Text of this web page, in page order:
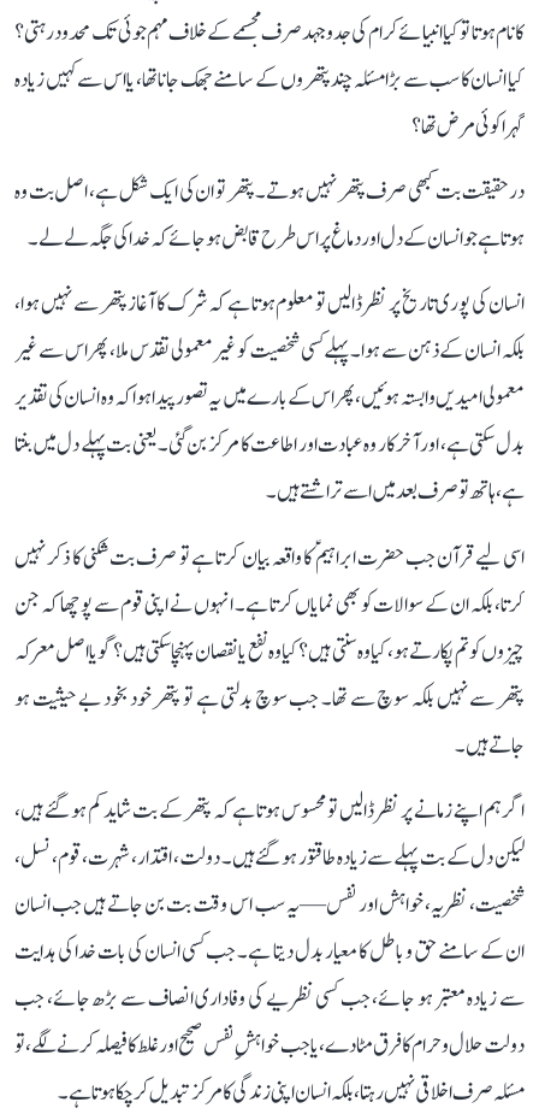
کا نام ہوتا تو کیا انبیائے کرام کی جدوجہد صرف مجسمے کے خلاف مہم جوئی تک محدود رہتی؟
کیا انسان کا سب سے بڑا مسئلہ چند پتھروں کے سامنے جھک جانا تھا، یا اس سے کہیں زیادہ
گہرا کوئی مرض تھا؟
درحقیقت بت کبھی صرف پتھر نہیں ہوتے۔ پتھر تو ان کی ایک شکل ہے، اصل بت وہ
ہوتا ہے جو انسان کے دل اور دماغ پر اس طرح قابض ہو جائے کہ خدا کی جگہ لے لے۔
انسان کی پوری تاریخ پر نظر ڈالیں تو معلوم ہوتا ہے کہ شرک کا آغاز پتھر سے نہیں ہوا،
بلکہ انسان کے ذہن سے ہوا۔ پہلے کسی شخصیت کو غیر معمولی تقدس ملا، پھر اس سے غیر
معمولی امیدیں وابستہ ہوئیں، پھر اس کے بارے میں یہ تصور پیدا ہوا کہ وہ انسان کی تقدیر
بدل سکتی ہے، اور آخرکار وہ عبادت اور اطاعت کا مرکز بن گئی۔ یعنی بت پہلے دل میں بنتا
ہے، ہاتھ تو صرف بعد میں اسے تراشتے ہیں۔
اسی لیے قرآن جب حضرت ابراہیمؑ کا واقعہ بیان کرتا ہے تو صرف بت شکنی کا ذکر نہیں
کرتا، بلکہ ان کے سوالات کو بھی نمایاں کرتا ہے۔ انہوں نے اپنی قوم سے پوچھا کہ جن
چیزوں کو تم پکارتے ہو، کیا وہ سنتی ہیں؟ کیا وہ نفع یا نقصان پہنچا سکتی ہیں؟ گویا اصل معرکہ
پتھر سے نہیں بلکہ سوچ سے تھا۔ جب سوچ بدلتی ہے تو پتھر خود بخود بے حیثیت ہو
جاتے ہیں۔
اگر ہم اپنے زمانے پر نظر ڈالیں تو محسوس ہوتا ہے کہ پتھر کے بت شاید کم ہو گئے ہیں،
لیکن دل کے بت پہلے سے زیادہ طاقتور ہو گئے ہیں۔ دولت، اقتدار، شہرت، قوم، نسل،
شخصیت، نظریہ، خواہش اور نفس—یہ سب اس وقت بت بن جاتے ہیں جب انسان
ان کے سامنے حق و باطل کا معیار بدل دیتا ہے۔ جب کسی انسان کی بات خدا کی ہدایت
سے زیادہ معتبر ہو جائے، جب کسی نظریے کی وفاداری انصاف سے بڑھ جائے، جب
دولت حلال و حرام کا فرق مٹا دے، یا جب خواہشِ نفس صحیح اور غلط کا فیصلہ کرنے لگے، تو
مسئلہ صرف اخلاقی نہیں رہتا، بلکہ انسان اپنی زندگی کا مرکز تبدیل کر چکا ہوتا ہے۔